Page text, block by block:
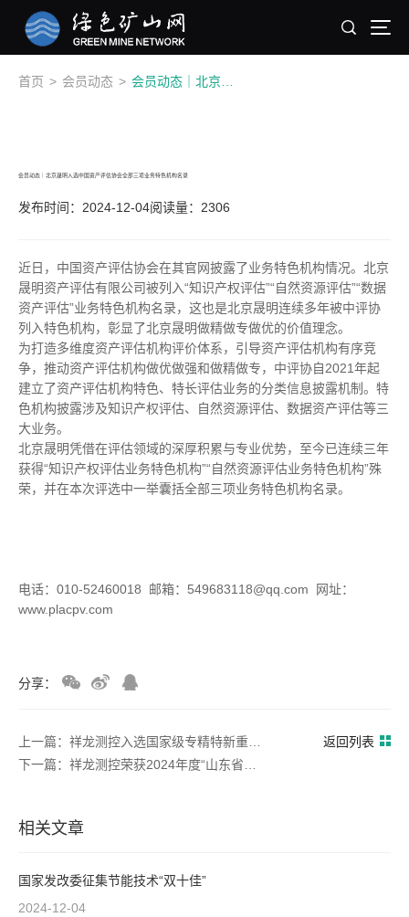
首页 > 会员动态 >
会员动态｜北京晟明入选中国资产评估协会全部三项业务特色机构名录
发布时间：2024-12-04阅读量：2306
近日，中国资产评估协会在其官网披露了业务特色机构情况。北京
晟明资产评估有限公司被列入“知识产权评估”“自然资源评估”“数据
资产评估”业务特色机构名录，这也是北京晟明连续多年被中评协
列入特色机构，彰显了北京晟明做精做专做优的价值理念。
为打造多维度资产评估机构评价体系，引导资产评估机构有序竞
争，推动资产评估机构做优做强和做精做专，中评协自2021年起
建立了资产评估机构特色、特长评估业务的分类信息披露机制。特
色机构披露涉及知识产权评估、自然资源评估、数据资产评估等三
大业务。
北京晟明凭借在评估领域的深厚积累与专业优势，至今已连续三年
获得“知识产权评估业务特色机构”“自然资源评估业务特色机构”殊
荣，并在本次评选中一举囊括全部三项业务特色机构名录。
电话：010-52460018 邮箱：549683118@qq.com 网址：
www.placpv.com
分享：
返回列表
相关文章
国家发改委征集节能技术“双十佳”
2024-12-04